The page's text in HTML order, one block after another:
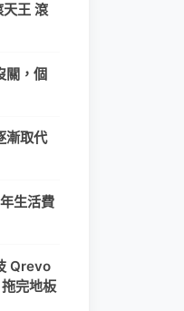
王 滾
關，個
漸取代
生活費
Qrevo
完地板